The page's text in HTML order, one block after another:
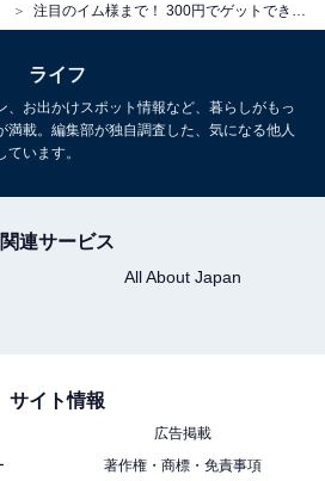
い、2026年6月発売「MOOMIN すやす
みマスコット」全6種が見逃せない【最
情報】
ライフ
、お出かけスポット情報など、暮らしがもっ
満載。編集部が独自調査した、気になる他人
います。
関連サービス
All About Japan
サイト情報
広告掲載
著作権・商標・免責事項